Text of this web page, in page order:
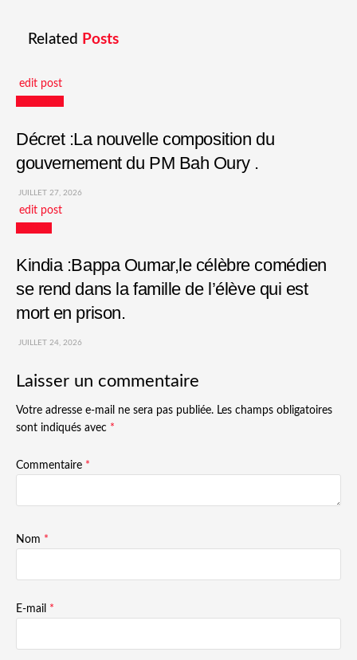
Related Posts
edit post
Décret :La nouvelle composition du
gouvernement du PM Bah Oury .
JUILLET 27, 2026
edit post
Kindia :Bappa Oumar,le célèbre comédien
se rend dans la famille de l’élève qui est
mort en prison.
JUILLET 24, 2026
Laisser un commentaire
Votre adresse e-mail ne sera pas publiée. Les champs obligatoires
sont indiqués avec *
Commentaire *
Nom *
E-mail *